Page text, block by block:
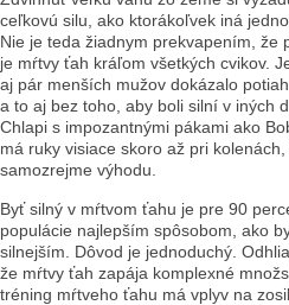
ceľkovú silu, ako ktorákoľvek iná
Nie je teda žiadnym prekvapením, že
je mŕtvy ťah kráľom všetkých cvikov.
aj pár menších mužov dokázalo
a to aj bez toho, aby boli silní v iných
Chlapi s impozantnými pákami ako
má ruky visiace skoro až pri kolenách,
samozrejme výhodu.
Byť silný v mŕtvom ťahu je pre 90
populácie najlepším spôsobom, ako
silnejším. Dôvod je jednoduchý.
že mŕtvy ťah zapája komplexné
tréning mŕtveho ťahu má vplyv na